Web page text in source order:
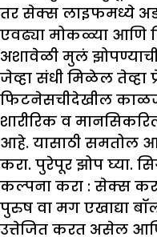
तर सेक्स लाइफमध्ये
एवढ्या मोकळ्या आणि
अशावेळी मुलं झोपण्याची
जेव्हा संधी मिळेल तेव्हा
फिटनेसचीदेखील
शारीरिक व
आहे. यासाठी समतोल
करा. पुरेपूर झोप घ्या.
कल्पना करा : सेक्स
पुरुष वा मग एखाद्या
उत्तेजित करत असेल